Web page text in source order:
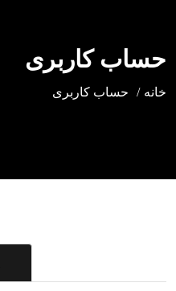
حساب کاربری
خانه حساب کاربری